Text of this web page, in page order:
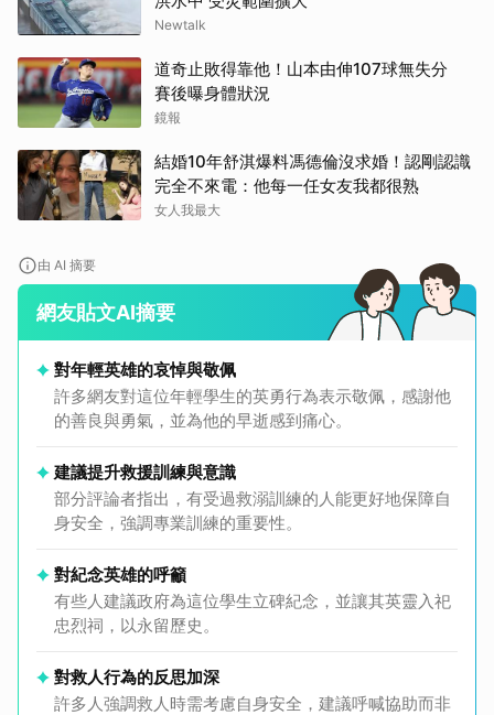
Newtalk
道奇止敗得靠他！山本由伸107球無失分
賽後曝身體狀況
鏡報
結婚10年舒淇爆料馮德倫沒求婚！認剛認識
完全不來電：他每一任女友我都很熟
女人我最大
由 AI 摘要
網友貼文AI摘要
對年輕英雄的哀悼與敬佩
許多網友對這位年輕學生的英勇行為表示敬佩，感謝他
的善良與勇氣，並為他的早逝感到痛心。
建議提升救援訓練與意識
部分評論者指出，有受過救溺訓練的人能更好地保障自
身安全，強調專業訓練的重要性。
對紀念英雄的呼籲
有些人建議政府為這位學生立碑紀念，並讓其英靈入祀
忠烈祠，以永留歷史。
對救人行為的反思加深
許多人強調救人時需考慮自身安全，建議呼喊協助而非